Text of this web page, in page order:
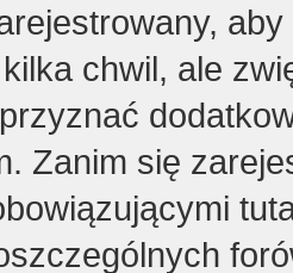
chwil, ale
Zanim się